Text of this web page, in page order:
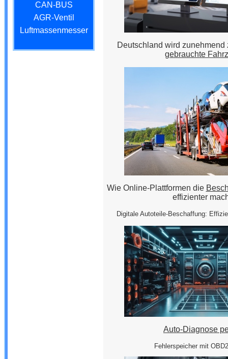
CAN-BUS
AGR-Ventil
Luftmassenmesser
Deutschland wird zunehmend
gebrauchte
Wie Online-Plattformen die
effizienter
Digitale Autoteile-Beschaffung:
Auto-Diagnose
Fehlerspeicher mit